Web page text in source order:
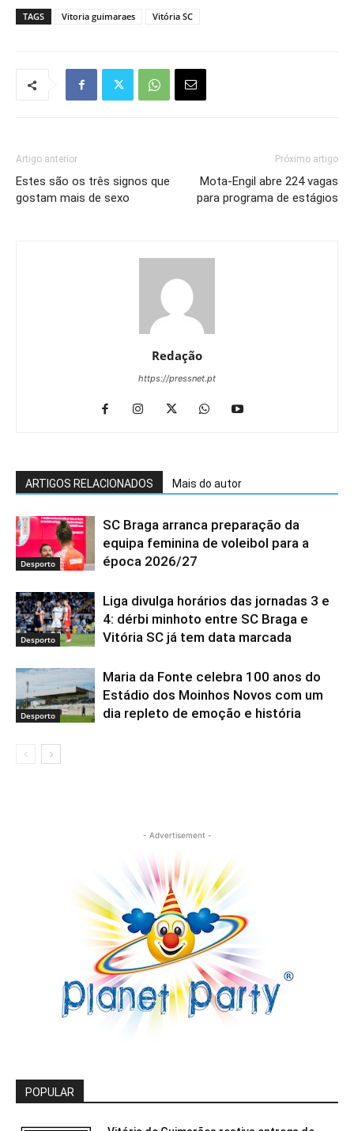
TAGS Vitoria guimaraes Vitória SC
Artigo anterior
Estes são os três signos que
gostam mais de sexo
Próximo artigo
Mota-Engil abre 224 vagas
para programa de estágios
Redação
https://pressnet.pt
ARTIGOS RELACIONADOS Mais do autor
Desporto
SC Braga arranca preparação da
equipa feminina de voleibol para a
época 2026/27
Desporto
Liga divulga horários das jornadas 3 e
4: dérbi minhoto entre SC Braga e
Vitória SC já tem data marcada
Desporto
Maria da Fonte celebra 100 anos do
Estádio dos Moinhos Novos com um
dia repleto de emoção e história
- Advertisement -
POPULAR